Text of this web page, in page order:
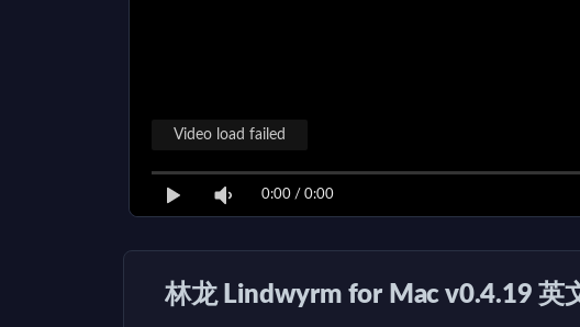
0:00 / 0:00
Video load failed
林龙 Lindwyrm for Mac v0.4.19 英